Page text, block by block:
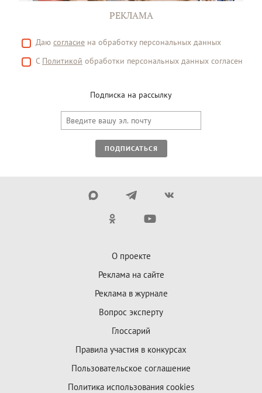
РЕКЛАМА
Даю согласие на обработку персональных данных
С Политикой обработки персональных данных согласен
Подписка на рассылку
ПОДПИСАТЬСЯ
О проекте
Реклама на сайте
Реклама в журнале
Вопрос эксперту
Глоссарий
Правила участия в конкурсах
Пользовательское соглашение
Политика использования cookies